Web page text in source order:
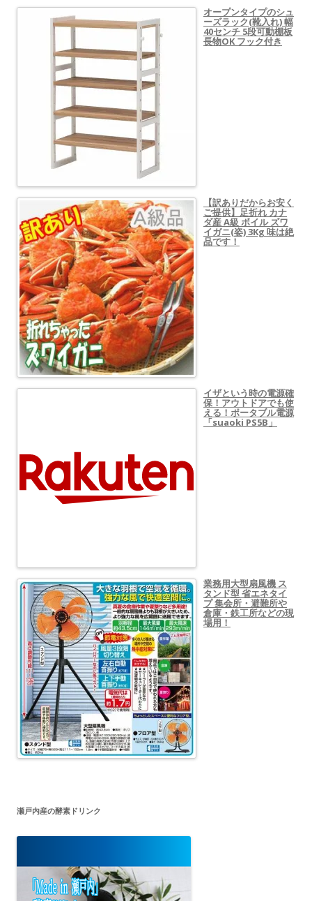
オープンタイプのシュ
ーズラック(靴入れ) 幅
40センチ 5段可動棚板
長物OK フック付き
【訳ありだからお安く
ご提供】足折れ カナ
ダ産 A級 ボイル ズワ
イガニ(姿) 3Kg 味は絶
品です！
イザという時の電源確
保！アウトドアでも使
える！ポータブル電源
「suaoki PS5B」
業務用大型扇風機 ス
タンド型 省エネタイ
プ 集会所・避難所や
倉庫・鉄工所などの現
場用！
瀬戸内産の酵素ドリンク